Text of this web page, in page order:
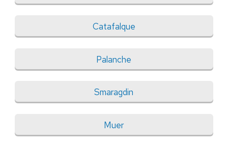
Catafalque
Palanche
Smaragdin
Muer